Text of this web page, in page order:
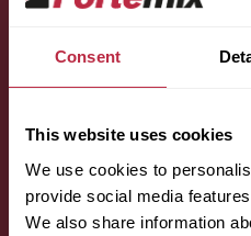
Consent
This website uses cookies
We use cookies to
provide social media
We also share information
Příjmení (povinné):